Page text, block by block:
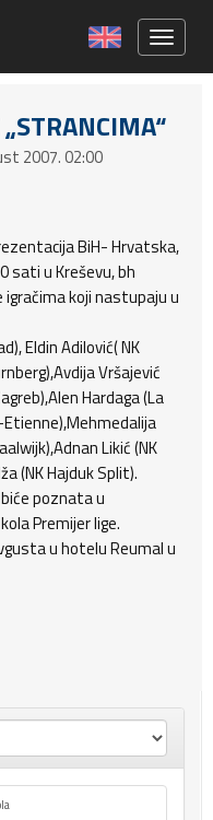
2007. 02:00
BiH- Hrvatska,
sati u Kreševu, bh
koji nastupaju u
Eldin Adilović( NK
Vršajević
Hardaga (La
Etienne),Mehmedalija
Likić (NK
(NK Hajduk Split).
poznata u
Premijer lige.
u hotelu Reumal u